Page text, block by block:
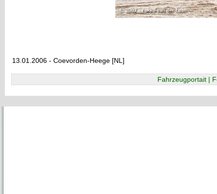
13.01.2006 - Coevorden-Heege [NL]
Fahrzeugportait |